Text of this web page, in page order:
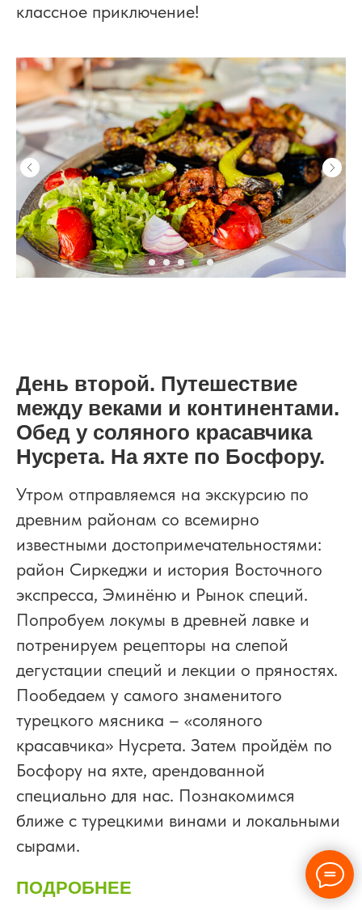
классное приключение!
День второй. Путешествие
между веками и континентами.
Обед у соляного красавчика
Нусрета. На яхте по Босфору.
Утром отправляемся на экскурсию по
древним районам со всемирно
известными достопримечательностями:
район Сиркеджи и история Восточного
экспресса, Эминёню и Рынок специй.
Попробуем локумы в древней лавке и
потренируем рецепторы на слепой
дегустации специй и лекции о пряностях.
Пообедаем у самого знаменитого
турецкого мясника – «соляного
красавчика» Нусрета. Затем пройдём по
Босфору на яхте, арендованной
специально для нас. Познакомимся
ближе с турецкими винами и локальными
сырами.
ПОДРОБНЕЕ